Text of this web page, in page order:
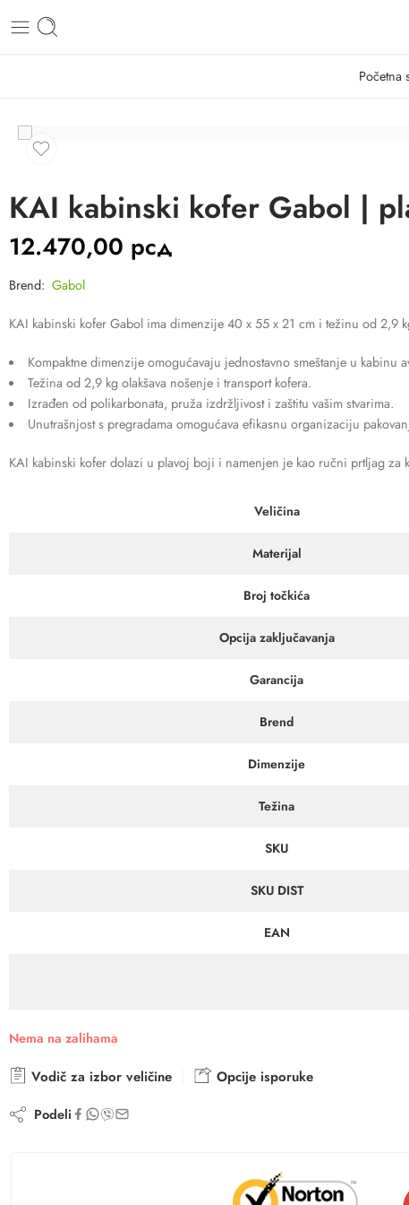
Početna
KAI kabinski kofer Gabol |
12.470,00 рсд
Brend: Gabol
KAI kabinski kofer Gabol ima dimenzije 40 x 55 x 21 cm i težinu od
Kompaktne dimenzije omogućavaju jednostavno smeštanje u kabinu
Težina od 2,9 kg olakšava nošenje i transport kofera.
Izrađen od polikarbonata, pruža izdržljivost i zaštitu vašim stvarima.
Unutrašnjost s pregradama omogućava efikasnu organizaciju
KAI kabinski kofer dolazi u plavoj boji i namenjen je kao ručni prtljag za
Veličina
Materijal
Broj točkića
Opcija zaključavanja
Garancija
Brend
Dimenzije
Težina
SKU
SKU DIST
EAN
Nema na zalihama
Vodič za izbor veličine Opcije isporuke
Podeli